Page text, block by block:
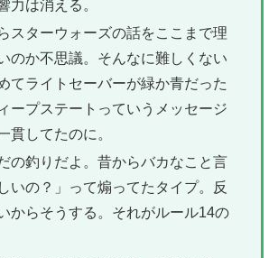
力は消える。
スターウォーズの話をここまで理
のか不思議。そんなに難しくない
てライトセーバーが緑か青だった
ープステートっていうメッセージ
貫してたのに。
の釣りだよ。昔からバカなこと言
いの？」って煽ってたタイプ。反
からそうする。それがルール14の